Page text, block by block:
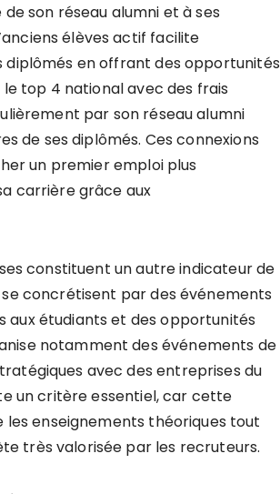
son réseau alumni et à ses
élèves actif facilite
diplômés en offrant des opportunités
le top 4 national avec des frais
par son réseau alumni
de ses diplômés. Ces connexions
un premier emploi plus
carrière grâce aux
constituent un autre indicateur de
concrétisent par des événements
aux étudiants et des opportunités
notamment des événements de
avec des entreprises du
un critère essentiel, car cette
enseignements théoriques tout
très valorisée par les recruteurs.